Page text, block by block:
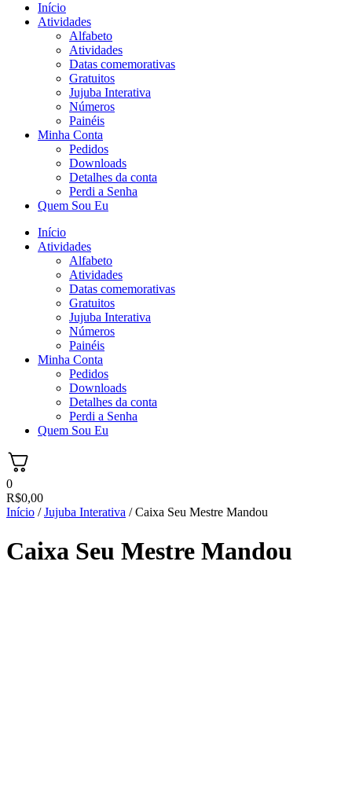
Início
Atividades
Alfabeto
Atividades
Datas comemorativas
Gratuitos
Jujuba Interativa
Números
Painéis
Minha Conta
Pedidos
Downloads
Detalhes da conta
Perdi a Senha
Quem Sou Eu
Início
Atividades
Alfabeto
Atividades
Datas comemorativas
Gratuitos
Jujuba Interativa
Números
Painéis
Minha Conta
Pedidos
Downloads
Detalhes da conta
Perdi a Senha
Quem Sou Eu
0
R$0,00
Início /Jujuba Interativa / Caixa Seu Mestre Mandou
Caixa Seu Mestre Mandou